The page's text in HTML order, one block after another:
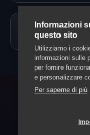
Allevamento
Informazioni
questo sito
Utilizziamo i
informazioni sulle
per fornire
e personalizzare
Per saperne di più